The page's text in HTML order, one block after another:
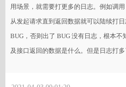
用场景，就需要打更多的日志。例如调
从发起请求直到返回数据就可以陆续打
BUG，否则出了 BUG 没有日志，根本
及接口返回的数据是什么。但是日志打多